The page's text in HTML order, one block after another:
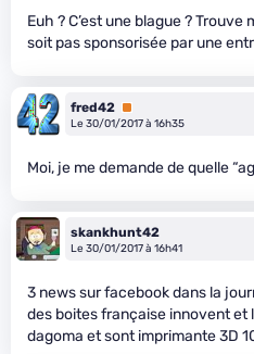
Euh ? C’est une blague ?
soit pas sponsorisée par une
fred42 Premium
Le 30/01/2017 à 16h35
Moi, je me demande de quelle
skankhunt42
Le 30/01/2017 à 16h41
3 news sur facebook dans la
des boites française innovent et
dagoma et sont imprimante 3D